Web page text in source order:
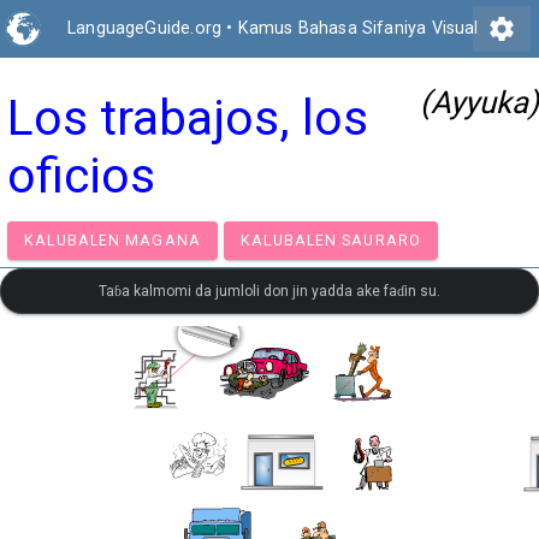
LanguageGuide.org • Kamus Bahasa Sifaniya Visual settings
Los trabajos, los
oficios
(Ayyuka)
KALUBALEN MAGANA KALUBALEN SAURARO
Taɓa kalmomi da jumloli don jin yadda ake faɗin su.